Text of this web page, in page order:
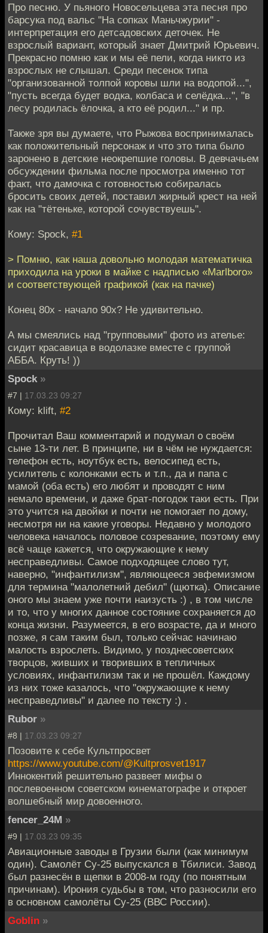
Про песню. У пьяного Новосельцева эта песня про
барсука под вальс "На сопках Маньчжурии" -
интерпретация его детсадовских деточек. Не
взрослый вариант, который знает Дмитрий Юрьевич.
Прекрасно помню как и мы её пели, когда никто из
взрослых не слышал. Среди песенок типа
"организованной толпой коровы шли на водопой...",
"пусть всегда будет водка, колбаса и селёдка...", "в
лесу родилась ёлочка, а кто её родил..." и пр.
Также зря вы думаете, что Рыжова воспринималась
как положительный персонаж и что это типа было
заронено в детские неокрепшие головы. В девчачьем
обсуждении фильма после просмотра именно тот
факт, что дамочка с готовностью собиралась
бросить своих детей, поставил жирный крест на ней
как на "тётеньке, которой сочувствуешь".
Кому: Spock, #1
> Помню, как наша довольно молодая математичка
приходила на уроки в майке с надписью «Marlboro»
и соответствующей графикой (как на пачке)
Конец 80х - начало 90х? Не удивительно.
А мы смеялись над "групповыми" фото из ателье:
сидит красавица в водолазке вместе с группой
АББА. Круть! ))
Spock »
#7 | 17.03.23 09:27
Кому: klift, #2
Прочитал Ваш комментарий и подумал о своём
сыне 13-ти лет. В принципе, ни в чём не нуждается:
телефон есть, ноутбук есть, велосипед есть,
усилитель с колонками есть и т.п., да и папа с
мамой (оба есть) его любят и проводят с ним
немало времени, и даже брат-погодок таки есть. При
это учится на двойки и почти не помогает по дому,
несмотря ни на какие уговоры. Недавно у молодого
человека началось половое созревание, поэтому ему
всё чаще кажется, что окружающие к нему
несправедливы. Самое подходящее слово тут,
наверно, "инфантилизм", являющееся эвфемизмом
для термина "малолетний дебил" (щютка). Описание
оного мы знаем уже почти наизусть :) , в том числе
и то, что у многих данное состояние сохраняется до
конца жизни. Разумеется, в его возрасте, да и много
позже, я сам таким был, только сейчас начинаю
малость взрослеть. Видимо, у позднесоветских
творцов, живших и творивших в тепличных
условиях, инфантилизм так и не прошёл. Каждому
из них тоже казалось, что "окружающие к нему
несправедливы" и далее по тексту :) .
Rubor »
#8 | 17.03.23 09:27
Позовите к себе Культпросвет
https://www.youtube.com/@Kultprosvet1917
Иннокентий решительно развеет мифы о
послевоенном советском кинематографе и откроет
волшебный мир довоенного.
fencer_24M »
#9 | 17.03.23 09:35
Авиационные заводы в Грузии были (как минимум
один). Самолёт Су-25 выпускался в Тбилиси. Завод
был разнесён в щепки в 2008-м году (по понятным
причинам). Ирония судьбы в том, что разносили его
в основном самолёты Су-25 (ВВС России).
Goblin »